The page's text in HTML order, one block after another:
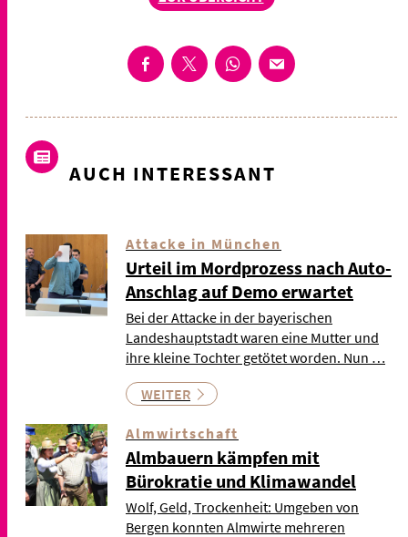
AUCH INTERESSANT
Attacke in München
Urteil im Mordprozess nach Auto-
Anschlag auf Demo erwartet
Bei der Attacke in der bayerischen
Landeshauptstadt waren eine Mutter und
ihre kleine Tochter getötet worden. Nun …
WEITER
Almwirtschaft
Almbauern kämpfen mit
Bürokratie und Klimawandel
Wolf, Geld, Trockenheit: Umgeben von
Bergen konnten Almwirte mehreren